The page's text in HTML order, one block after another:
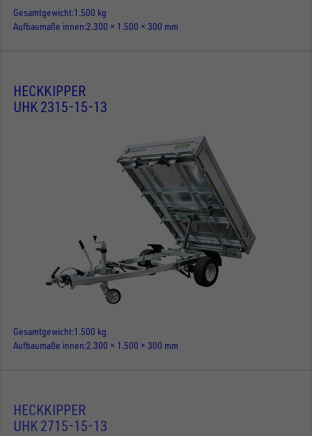
Gesamtgewicht 1.500 kg
Aufbaumaße innen 2.300 × 1.500 × 300 mm
HECKKIPPER
UHK 2315-15-13
Gesamtgewicht 1.500 kg
Aufbaumaße innen 2.300 × 1.500 × 300 mm
HECKKIPPER
UHK 2715-15-13